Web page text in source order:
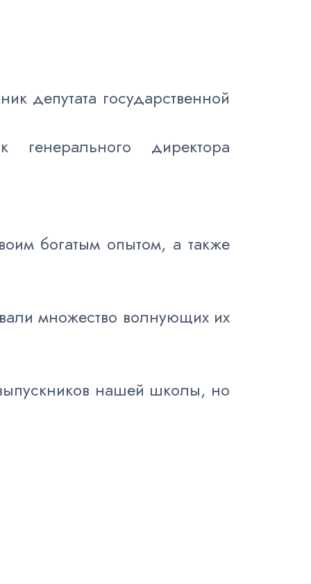
депутата государственной
генерального директора
богатым опытом, а также
множество волнующих их
нашей школы, но